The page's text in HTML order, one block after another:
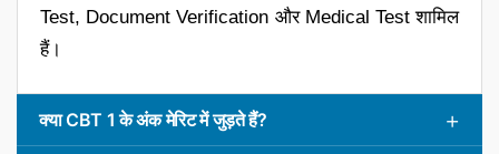
Test, Document Verification और Medical Test शामिल
हैं।
क्या CBT 1 के अंक मेरिट में जुड़ते हैं?